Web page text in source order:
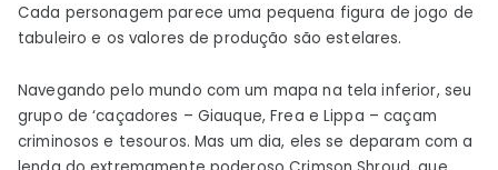
Cada personagem parece uma pequena figura de jogo de
tabuleiro e os valores de produção são estelares.
Navegando pelo mundo com um mapa na tela inferior, seu
grupo de ‘caçadores – Giauque, Frea e Lippa – caçam
criminosos e tesouros. Mas um dia, eles se deparam com a